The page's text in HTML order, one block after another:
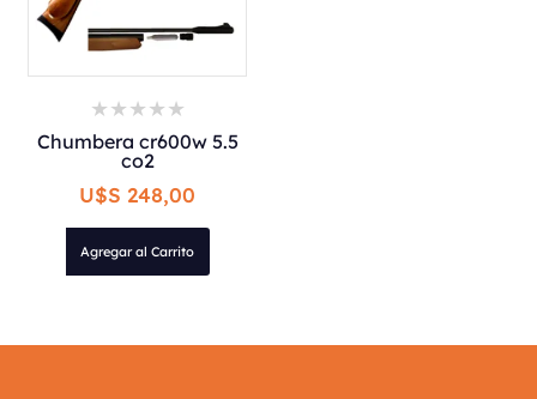
Chumbera cr600w 5.5
co2
U$S 248,00
Agregar al Carrito